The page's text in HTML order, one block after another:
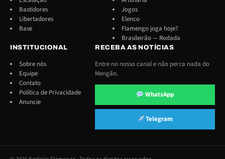
Bastidores
Libertadores
Base
Jogos
Elenco
Flamengo joga hoje?
Brasileirão — Rodada
INSTITUCIONAL
Sobre nós
Equipe
Contato
Política de Privacidade
Anuncie
RECEBA AS NOTÍCIAS
Entre no nosso canal e não perca nada do
Mengão.
WhatsApp
Telegram